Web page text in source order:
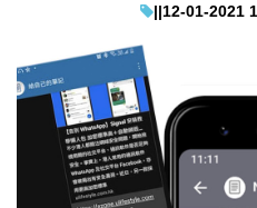
IT Times
生成式AI與雲端應用
Enterprise Digital
||12-01-2021